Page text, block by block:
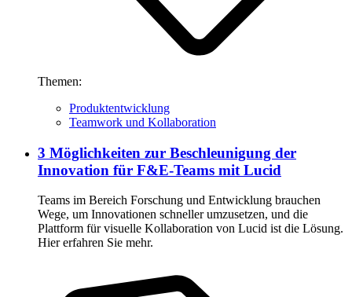
Themen:
Produktentwicklung
Teamwork und Kollaboration
3 Möglichkeiten zur Beschleunigung der
Innovation für F&E-Teams mit Lucid
Teams im Bereich Forschung und Entwicklung brauchen
Wege, um Innovationen schneller umzusetzen, und die
Plattform für visuelle Kollaboration von Lucid ist die Lösung.
Hier erfahren Sie mehr.